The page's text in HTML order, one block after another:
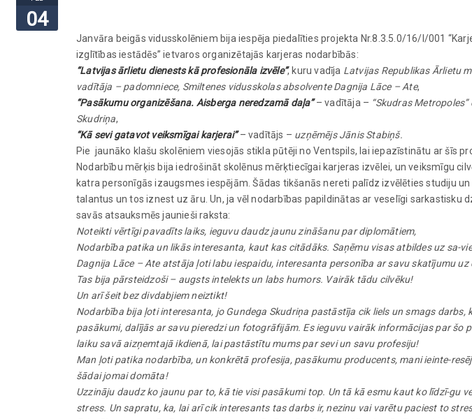
04
Janvāra beigās vidusskolēniem bija iespēja piedalīties projekta Nr.8.3.5.0/16/I/001
izglītības iestādēs” ietvaros organizētajās karjeras nodarbībās:
“Latvijas ārlietu dienests kā profesionāla izvēle”, kuru vadīja Latvijas Republikas Ārlietu
vadītāja – padomniece, Smiltenes vidusskolas absolvente Dagnija Lāce – Ate,
“Pasākumu organizēšana. Aisberga neredzamā daļa”– vadītāja – “Skudras
Skudriņa,
“Kā sevi gatavot veiksmīgai karjerai”– vadītājs – uzņēmējs Jānis Stabiņš.
Pie jaunāko klašu skolēniem viesojās stikla pūtēji no Ventspils, lai iepazīstinātu ar šīs
Nodarbību mērķis bija iedrošināt skolēnus mērķtiecīgai karjeras izvēlei, un veiksmīgu
katra personīgās izaugsmes iespējām. Šādas tikšanās nereti palīdz izvēlēties studiju
talantus un tos iznest uz āru. Un, ja vēl nodarbības papildinātas ar veselīgi sarkastisku
savās atsauksmēs jaunieši raksta:
Noteikti vērtīgi pavadīts laiks, ieguvu daudz jaunu zināšanu par diplomātiem,
Nodarbība patika un likās interesanta, kaut kas citādāks. Saņēmu visas atbildes uz sa-
Dagnija Lāce – Ate atstāja ļoti labu iespaidu, interesanta personība ar savu skatījumu uz
Tas bija pārsteidzoši – augsts intelekts un labs humors. Vairāk tādu cilvēku!
Un arī šeit bez divdabjiem neiztikt!
Nodarbība bija ļoti interesanta, jo Gundega Skudriņa pastāstīja cik liels un smags darbs,
pasākumi, dalījās ar savu pieredzi un fotogrāfijām. Es ieguvu vairāk informācijas par šo
laiku savā aizņemtajā ikdienā, lai pastāstītu mums par sevi un savu profesiju!
Man ļoti patika nodarbība, un konkrētā profesija, pasākumu producents, mani ieinte-
šādai jomai domāta!
Uzzināju daudz ko jaunu par to, kā tie visi pasākumi top. Un tā kā esmu kaut ko līdzī-gu
stress. Un sapratu, ka, lai arī cik interesants tas darbs ir, nezinu vai varētu paciest to